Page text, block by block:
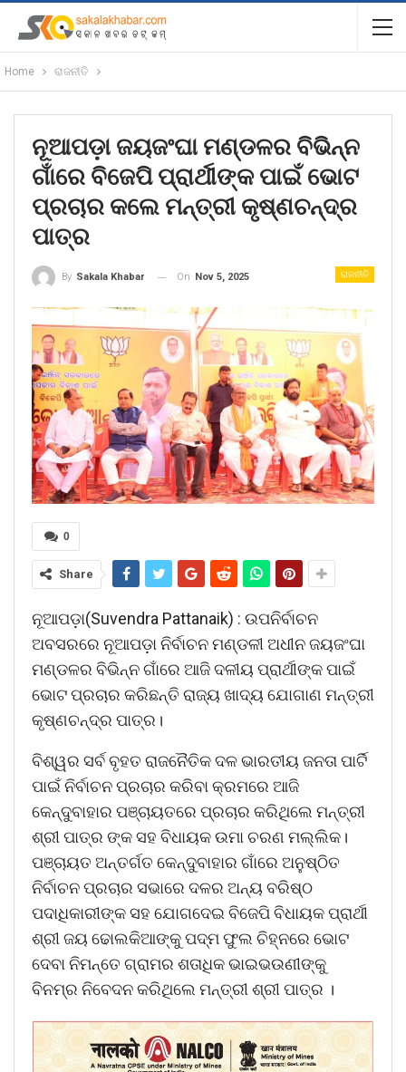
Home ରାଜନୀତି
ନୂଆପଡ଼ା ଜୟଜଂଘା ମଣ୍ଡଳର ବିଭିନ୍ନ
ଗାଁରେ ବିଜେପି ପ୍ରାର୍ଥୀଙ୍କ ପାଇଁ ଭୋଟ
ପ୍ରଚାର କଲେ ମନ୍ତ୍ରୀ କୃଷ୍ଣଚନ୍ଦ୍ର
ପାତ୍ର
ରାଜନୀତି
By Sakala Khabar On Nov 5, 2025
0
Share
ନୂଆପଡ଼ା(Suvendra Pattanaik) : ଉପନିର୍ବାଚନ
ଅବସରରେ ନୂଆପଡ଼ା ନିର୍ବାଚନ ମଣ୍ଡଳୀ ଅଧୀନ ଜୟଜଂଘା
ମଣ୍ଡଳର ବିଭିନ୍ନ ଗାଁରେ ଆଜି ଦଳୀୟ ପ୍ରାର୍ଥୀଙ୍କ ପାଇଁ
ଭୋଟ ପ୍ରଚାର କରିଛନ୍ତି ରାଜ୍ୟ ଖାଦ୍ୟ ଯୋଗାଣ ମନ୍ତ୍ରୀ
କୃଷ୍ଣଚନ୍ଦ୍ର ପାତ୍ର।
ବିଶ୍ୱର ସର୍ବ ବୃହତ ରାଜନୈତିକ ଦଳ ଭାରତୀୟ ଜନତା ପାର୍ଟି
ପାଇଁ ନିର୍ବାଚନ ପ୍ରଚାର କରିବା କ୍ରମରେ ଆଜି
କେନ୍ଦୁବାହାର ପଞ୍ଚାୟତରେ ପ୍ରଚାର କରିଥିଲେ ମନ୍ତ୍ରୀ
ଶ୍ରୀ ପାତ୍ର ଙ୍କ ସହ ବିଧାୟକ ଉମା ଚରଣ ମଲ୍ଲିକ।
ପଞ୍ଚାୟତ ଅନ୍ତର୍ଗତ କେନ୍ଦୁବାହାର ଗାଁରେ ଅନୁଷ୍ଠିତ
ନିର୍ବାଚନ ପ୍ରଚାର ସଭାରେ ଦଳର ଅନ୍ୟ ବରିଷ୍ଠ
ପଦାଧିକାରୀଙ୍କ ସହ ଯୋଗଦେଇ ବିଜେପି ବିଧାୟକ ପ୍ରାର୍ଥୀ
ଶ୍ରୀ ଜୟ ଢୋଲକିଆଙ୍କୁ ପଦ୍ମ ଫୁଲ ଚିହ୍ନରେ ଭୋଟ
ଦେବା ନିମନ୍ତେ ଗ୍ରାମର ଶତାଧିକ ଭାଇଭଉଣୀଙ୍କୁ
ବିନମ୍ର ନିବେଦନ କରିଥିଲେ ମନ୍ତ୍ରୀ ଶ୍ରୀ ପାତ୍ର ।